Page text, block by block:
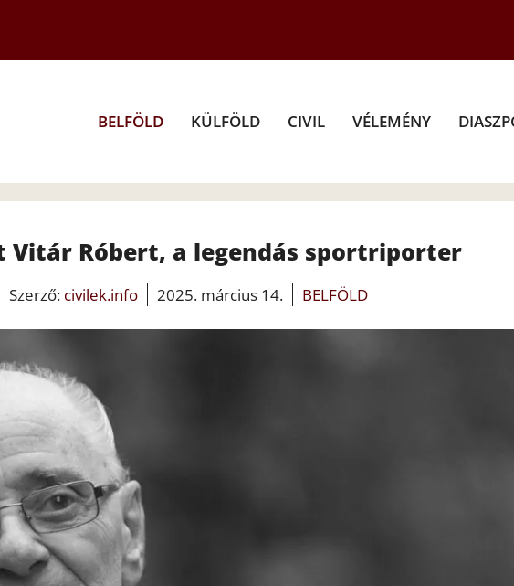
BELFÖLD KÜLFÖLD CIVIL VÉLEMÉNY
Vitár Róbert, a legendás sportriporter
Szerző: civilek.info 2025. március 14. BELFÖLD